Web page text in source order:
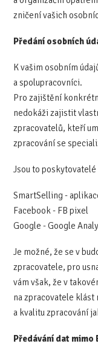
zničení vašich
Předání osobních
K vašim osobním
a spolupracovníci.
Pro zajištění
nedokáži zajistit
zpracovatelů, kteří
zpracování se
Jsou to
SmartSelling -
Facebook - FB pixel
Google - Google
Je možné, že se v
zpracovatele, pro
vám však, že v
na zpracovatele
a kvalitu zpracování
Předávání dat mimo